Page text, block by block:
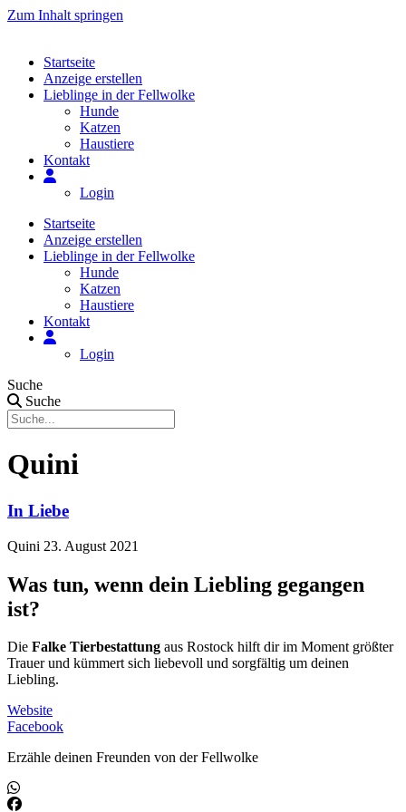
Zum Inhalt springen
Startseite
Anzeige erstellen
Lieblinge in der Fellwolke
Hunde
Katzen
Haustiere
Kontakt
Login
Startseite
Anzeige erstellen
Lieblinge in der Fellwolke
Hunde
Katzen
Haustiere
Kontakt
Login
Suche
Suche
Quini
In Liebe
Quini 23. August 2021
Was tun, wenn dein Liebling gegangen
ist?
Die Falke Tierbestattung aus Rostock hilft dir im Moment größter
Trauer und kümmert sich liebevoll und sorgfältig um deinen
Liebling.
Website
Facebook
Erzähle deinen Freunden von der Fellwolke